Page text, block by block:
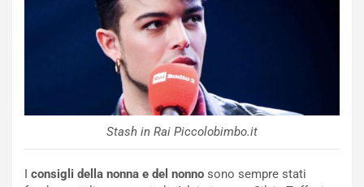
Stash in Rai Piccolobimbo.it
I consigli della nonna e del nonno sono sempre stati